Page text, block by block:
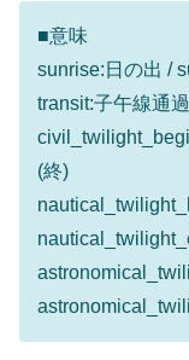
■意味
sunrise:日の出 /
transit:子午線通過
(終)